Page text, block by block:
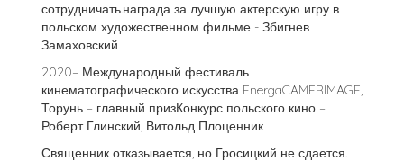
сотрудничать.награда за лучшую актерскую игру в
польском художественном фильме - Збигнев
Замаховский
2020– Международный фестиваль
кинематографического искусства EnergaCAMERIMAGE,
Торунь – главный призКонкурс польского кино –
Роберт Глинский, Витольд Плоценник
Священник отказывается, но Гросицкий не сдается.